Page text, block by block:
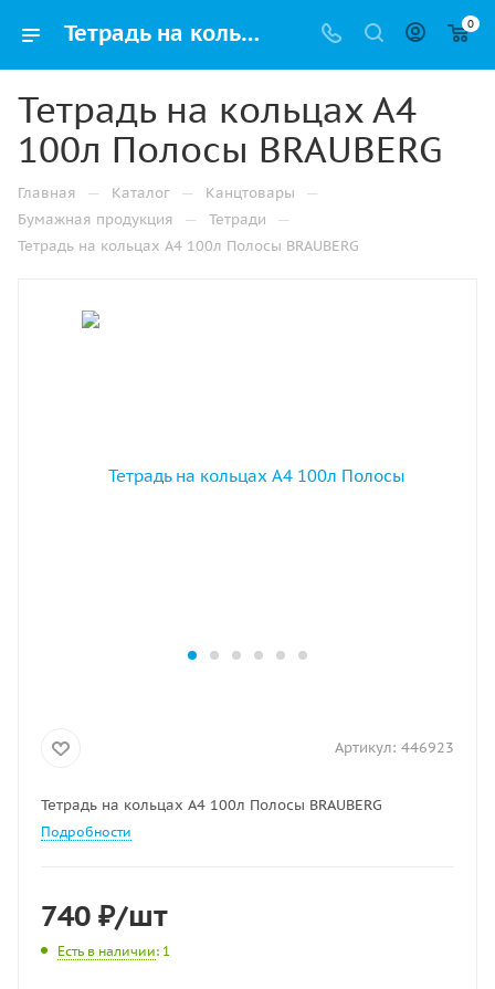
Тетрадь на кольцах А4 100л Полосы BRAUBERG купить оптом и в розницу в Казани 0
Тетрадь на кольцах А4
100л Полосы BRAUBERG
Главная — Каталог — Канцтовары —
Бумажная продукция — Тетради —
Тетрадь на кольцах А4 100л Полосы BRAUBERG
Артикул: 446923
Тетрадь на кольцах А4 100л Полосы BRAUBERG
Подробности
740 ₽/шт
Есть в наличии: 1